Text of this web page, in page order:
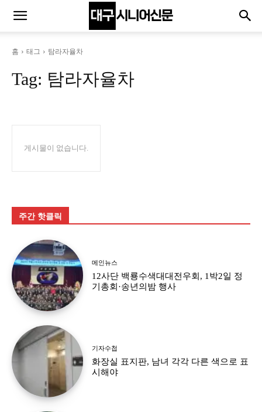
홈 태그 탐라자율차
Tag: 탐라자율차
게시물이 없습니다.
주간 핫클릭
메인뉴스
12사단 백룡수색대대전우회, 1박2일 정
기총회·송년의밤 행사
기자수첩
화장실 표지판, 남녀 각각 다른 색으로 표
시해야